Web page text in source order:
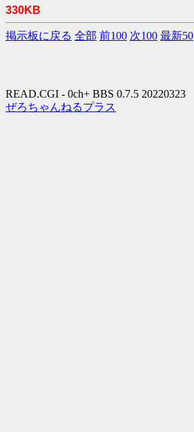
330KB
掲示板に戻る 全部 前100 次100 最新50
READ.CGI - 0ch+ BBS 0.7.5 20220323
ぜろちゃんねるプラス